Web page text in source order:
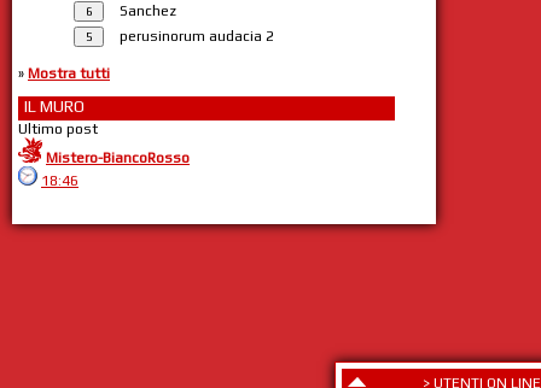
> UTENTI ON LINE
Sanchez
perusinorum audacia 2
» Mostra tutti
IL MURO
Ultimo post
Mistero-BiancoRosso
18:46